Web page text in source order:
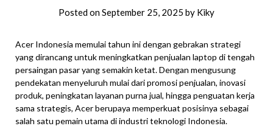
Posted onSeptember 25, 2025 by Kiky
Acer Indonesia memulai tahun ini dengan gebrakan strategi
yang dirancang untuk meningkatkan penjualan laptop di tengah
persaingan pasar yang semakin ketat. Dengan mengusung
pendekatan menyeluruh mulai dari promosi penjualan, inovasi
produk, peningkatan layanan purna jual, hingga penguatan kerja
sama strategis, Acer berupaya memperkuat posisinya sebagai
salah satu pemain utama di industri teknologi Indonesia.